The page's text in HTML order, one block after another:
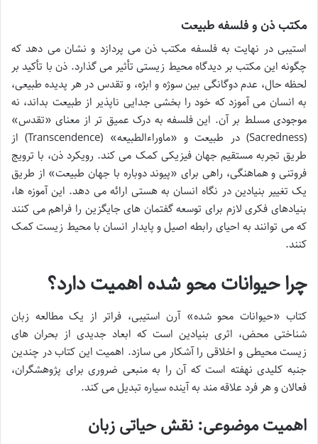
مکتب ذن و فلسفه طبیعت
استیبی در نهایت به فلسفه مکتب ذن می پردازد و نشان می دهد که
چگونه این مکتب بر دیدگاه محیط زیستی تأثیر می گذارد. ذن با تأکید بر
لحظه حال، عدم دوگانگی بین سوژه و ابژه، و تقدس در هر پدیده طبیعی،
به انسان می آموزد که خود را بخشی جدایی ناپذیر از طبیعت بداند، نه
موجودی مسلط بر آن. این فلسفه به درک عمیق تر از معنای «تقدس»
(Sacredness) در طبیعت و «ماوراءالطبیعه» (Transcendence) از
طریق تجربه مستقیم جهان فیزیکی کمک می کند. رویکرد ذن، با ترویج
فروتنی و هماهنگی، راهی برای «پیوند دوباره با جهان طبیعت» از طریق
یک تغییر بنیادین در نگاه انسان به هستی ارائه می دهد. این آموزه ها،
بنیادهای فکری لازم برای توسعه گفتمان های جایگزین را فراهم می کنند
که می توانند به احیای رابطه اصیل و پایدار انسان با محیط زیست کمک
کنند.
چرا حیوانات محو شده اهمیت دارد؟
کتاب «حیوانات محو شده» آرن استیبی، فراتر از یک مطالعه زبان
شناختی محض، اثری بنیادین است که ابعاد جدیدی از بحران های
زیست محیطی و اخلاقی را آشکار می سازد. اهمیت این کتاب در چندین
جنبه کلیدی نهفته است که آن را به منبعی ضروری برای پژوهشگران،
فعالان و هر فرد علاقه مند به آینده سیاره تبدیل می کند.
اهمیت موضوعی: نقش حیاتی زبان